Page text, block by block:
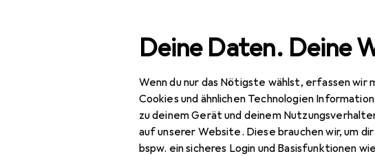
Deine Daten. Deine
Wenn du nur das Nötigste wählst, erfassen wir
Cookies und ähnlichen Technologien
zu deinem Gerät und deinem
auf unserer Website. Diese brauchen wir, um dir
bspw. ein sicheres Login und Basisfunktionen
Navigation nach Kategorien Gesamtsortiment Erotik